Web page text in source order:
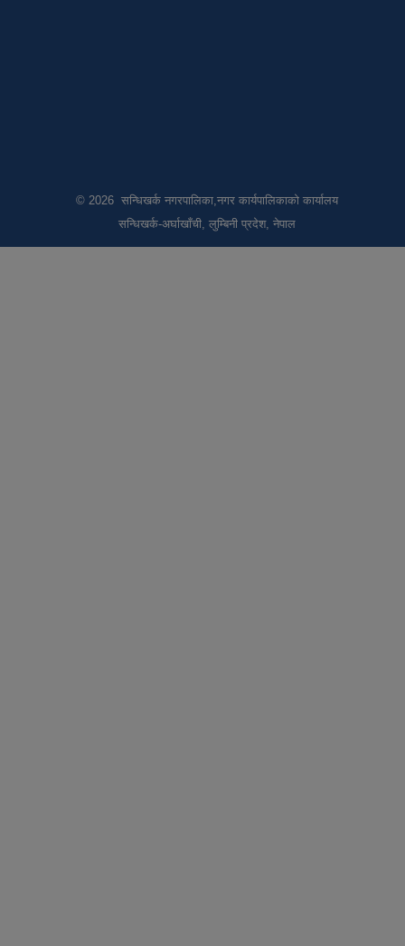
© 2026 सन्धिखर्क नगरपालिका,नगर कार्यपालिकाको कार्यालय
सन्धिखर्क-अर्घाखाँची, लुम्बिनी प्रदेश, नेपाल